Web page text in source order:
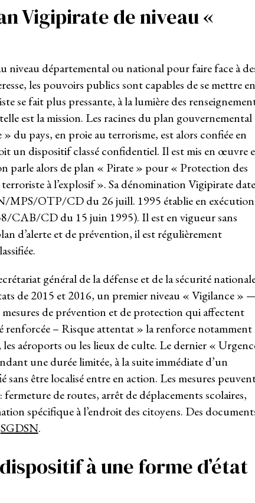
Vigipirate de niveau «
niveau départemental ou national pour faire face à
les pouvoirs publics sont capables de se mettre en
se fait plus pressante, à la lumière des
est la mission. Les racines du plan gouvernemental
du pays, en proie au terrorisme, est alors confiée en
un dispositif classé confidentiel. Il est mis en œuvre
parle alors de plan « Pirate » pour « Protection des
à l’explosif ». Sa dénomination Vigipirate
MPS/OTP/CD du 26 juill. 1995 établie en exécution
CAB/CD du 15 juin 1995). Il est en vigueur sans
d’alerte et de prévention, il est régulièrement
général de la défense et de la sécurité
de 2015 et 2016, un premier niveau « Vigilance »
de prévention et de protection qui affectent
renforcée – Risque attentat » la renforce notamment
les aéroports ou les lieux de culte. Le dernier «
une durée limitée, à la suite immédiate d’un
être localisé entre en action. Les mesures
de routes, arrêt de déplacements scolaires,
spécifique à l’endroit des citoyens. Des
SGDSN.
à une forme d’état